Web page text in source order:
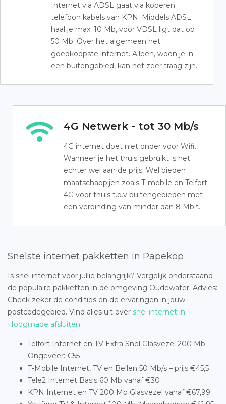
Internet via ADSL gaat via koperen
telefoon kabels van KPN. Middels ADSL
haal je max. 10 Mb, voor VDSL ligt dat op
50 Mb. Over het algemeen het
goedkoopste internet. Alleen, woon je in
een buitengebied, kan het zeer traag zijn.
4G Netwerk - tot 30 Mb/s
4G internet doet niet onder voor Wifi.
Wanneer je het thuis gebruikt is het
echter wel aan de prijs. Wel bieden
maatschappijen zoals T-mobile en Telfort
4G voor thuis t.b.v buitengebieden met
een verbinding van minder dan 8 Mbit.
Snelste internet pakketten in Papekop
Is snel internet voor jullie belangrijk? Vergelijk onderstaand
de populaire pakketten in de omgeving Oudewater. Advies:
Check zeker de condities en de ervaringen in jouw
postcodegebied. Vind alles uit over snel internet in
Hoogmade afsluiten.
Telfort Internet en TV Extra Snel Glasvezel 200 Mb.
Ongeveer: €55
T-Mobile Internet, TV en Bellen 50 Mb/s – prijs €45,5
Tele2 Internet Basis 60 Mb vanaf €30
KPN Internet en TV 200 Mb Glasvezel vanaf €67,99